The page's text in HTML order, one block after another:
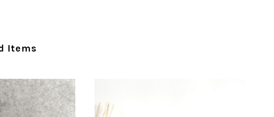
りご連絡のうえ、返品・返金を含め、責任をもって対応してまいります。
確認し、個別にランクを表示しております。これは、外観の印象だけで商品
。また、確認できた汚れやダメージは、写真や商品説明に反映しておりま
、率直なご意見をお寄せいただきましたことに感謝申し上げます。今回のご
Items